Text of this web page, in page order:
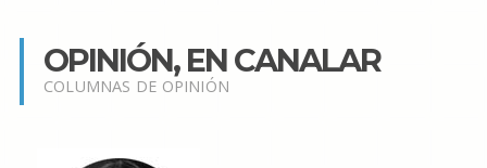
OPINIÓN, EN CANALAR
COLUMNAS DE OPINIÓN